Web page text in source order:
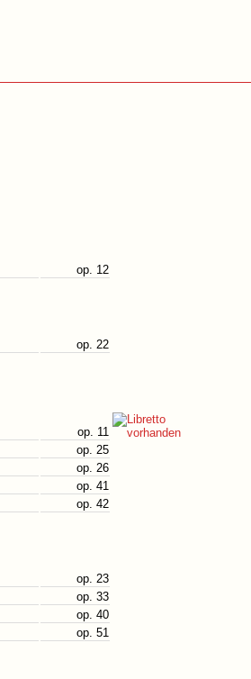
op. 12
op. 22
op. 11
op. 25
op. 26
op. 41
op. 42
op. 23
op. 33
op. 40
op. 51